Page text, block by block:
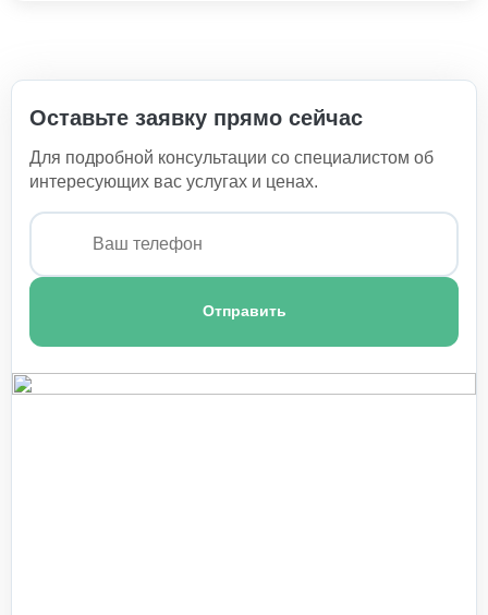
1 100 ₽
Уход за больными с трахеостомой
1 100 ₽
Уход за послеоперационным больным
1 350 ₽
Уход за тяжелобольными
1 500 ₽
Уход за пациентами с заболеванием
Оставьте заявку прямо сейчас
Для подробной консультации со специалистом об
интересующих вас услугах и ценах.
Отправить